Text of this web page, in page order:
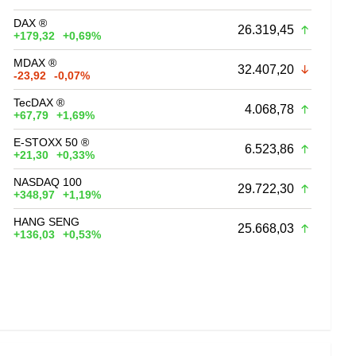
DAX ®
+179,32
+0,69% 26.319,45
MDAX ®
-23,92
-0,07% 32.407,20
TecDAX ®
+67,79
+1,69% 4.068,78
E-STOXX 50 ®
+21,30
+0,33% 6.523,86
NASDAQ 100
+348,97
+1,19% 29.722,30
HANG SENG
+136,03
+0,53% 25.668,03